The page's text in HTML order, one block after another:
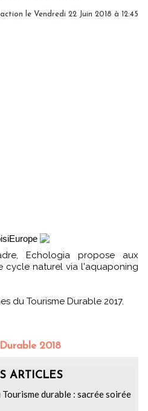
le Vendredi 22 Juin 2018 à 12:45
cycle naturel via l'aquaponing
du Tourisme Durable 2017.
2018
ARTICLES
durable : sacrée soirée